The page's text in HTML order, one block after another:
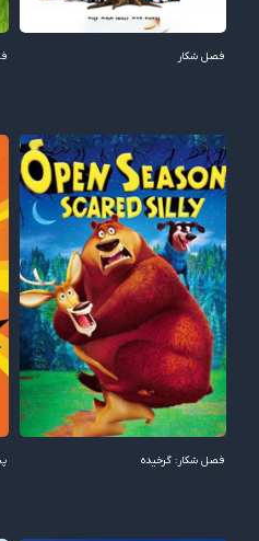
فصل شکار
فصل شکار: گرخیده